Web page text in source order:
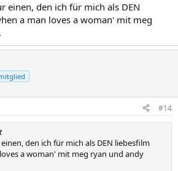
einen, den ich für mich als DEN
a man loves a woman' mit meg
#14
den ich für mich als DEN liebesfilm
a woman' mit meg ryan und andy